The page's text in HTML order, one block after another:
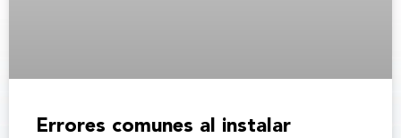
Errores comunes al instalar